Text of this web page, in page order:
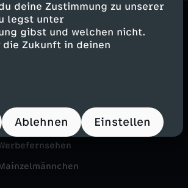
deine Zustimmung zu unserer
legst unter
gibst und welchen nicht.
Zukunft in deinen
Ablehnen Einstellen
ZDF
ZDF goes Schule